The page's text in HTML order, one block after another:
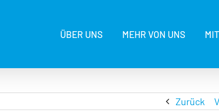
ÜBER UNS MEHR VON UNS
Zurück